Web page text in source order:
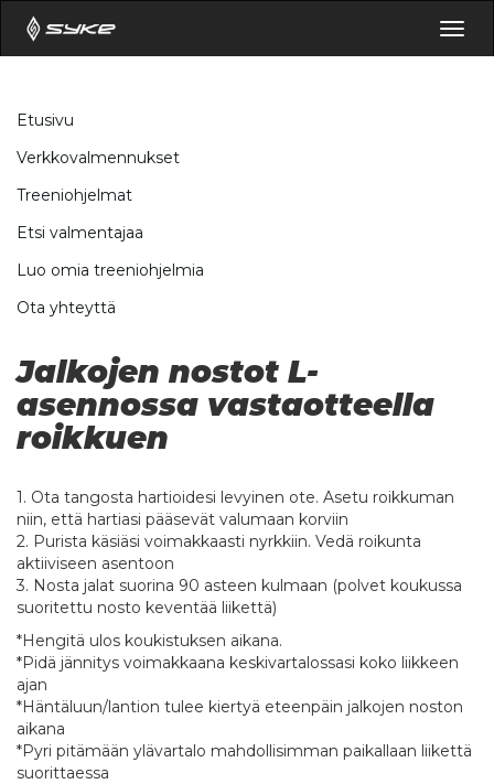
Etusivu
Verkkovalmennukset
Treeniohjelmat
Etsi valmentajaa
Luo omia treeniohjelmia
Ota yhteyttä
Jalkojen nostot L-
asennossa vastaotteella
roikkuen
1. Ota tangosta hartioidesi levyinen ote. Asetu roikkuman
niin, että hartiasi pääsevät valumaan korviin
2. Purista käsiäsi voimakkaasti nyrkkiin. Vedä roikunta
aktiiviseen asentoon
3. Nosta jalat suorina 90 asteen kulmaan (polvet koukussa
suoritettu nosto keventää liikettä)
*Hengitä ulos koukistuksen aikana.
*Pidä jännitys voimakkaana keskivartalossasi koko liikkeen
ajan
*Häntäluun/lantion tulee kiertyä eteenpäin jalkojen noston
aikana
*Pyri pitämään ylävartalo mahdollisimman paikallaan liikettä
suorittaessa